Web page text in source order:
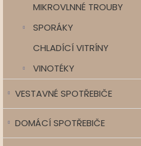
MIKROVLNNÉ TROUBY
SPORÁKY
CHLADÍCÍ VITRÍNY
VINOTÉKY
VESTAVNÉ SPOTŘEBIČE
DOMÁCÍ SPOTŘEBIČE